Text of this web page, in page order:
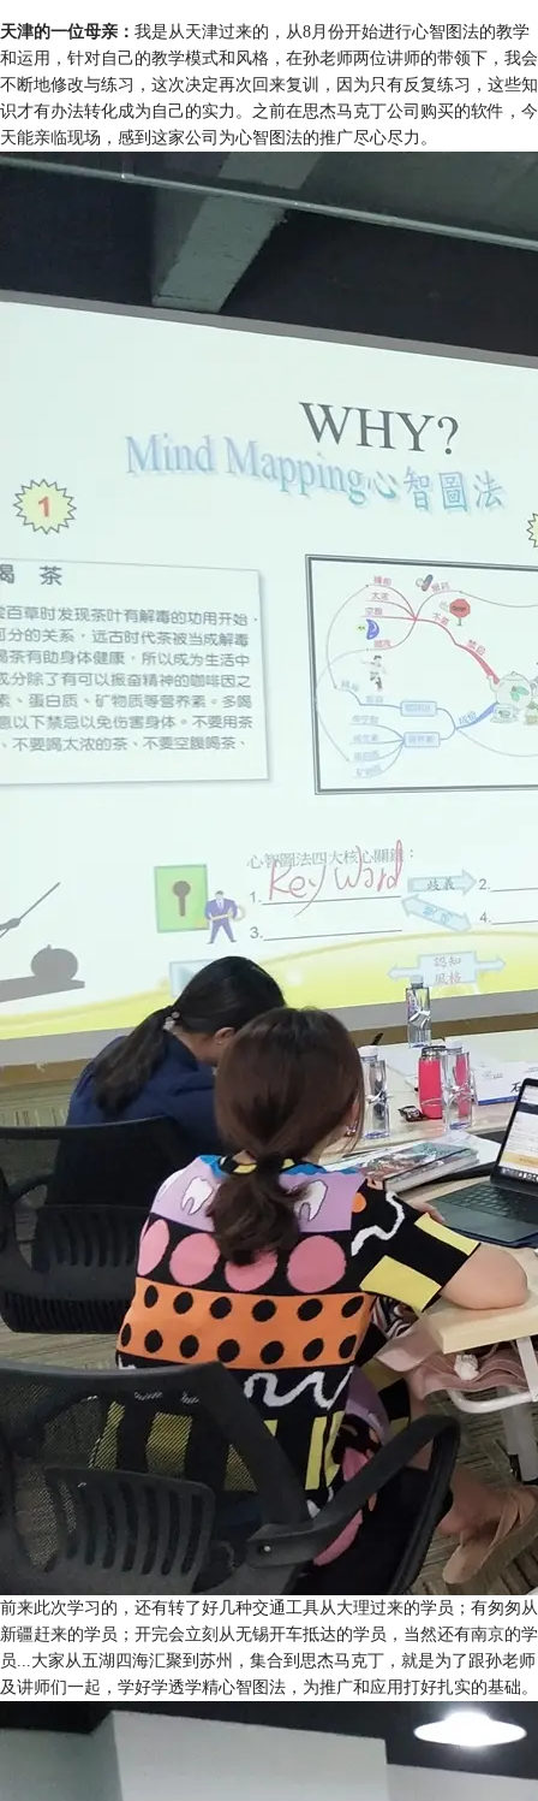
天津的一位母亲： 我是从天津过来的，从8月份开始进行心智图法的教学
和运用，针对自己的教学模式和风格，在孙老师两位讲师的带领下，我会
不断地修改与练习，这次决定再次回来复训，因为只有反复练习，这些知
识才有办法转化成为自己的实力。之前在思杰马克丁公司购买的软件，今
天能亲临现场，感到这家公司为心智图法的推广尽心尽力。
前来此次学习的，还有转了好几种交通工具从大理过来的学员；有匆匆从
新疆赶来的学员；开完会立刻从无锡开车抵达的学员，当然还有南京的学
员...大家从五湖四海汇聚到苏州，集合到思杰马克丁，就是为了跟孙老师
及讲师们一起，学好学透学精心智图法，为推广和应用打好扎实的基础。